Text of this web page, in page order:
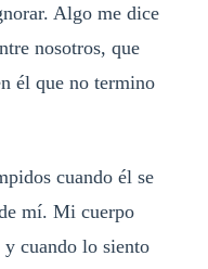
Algo me dice
nosotros, que
él que no termino
cuando él se
mí. Mi cuerpo
y cuando lo siento